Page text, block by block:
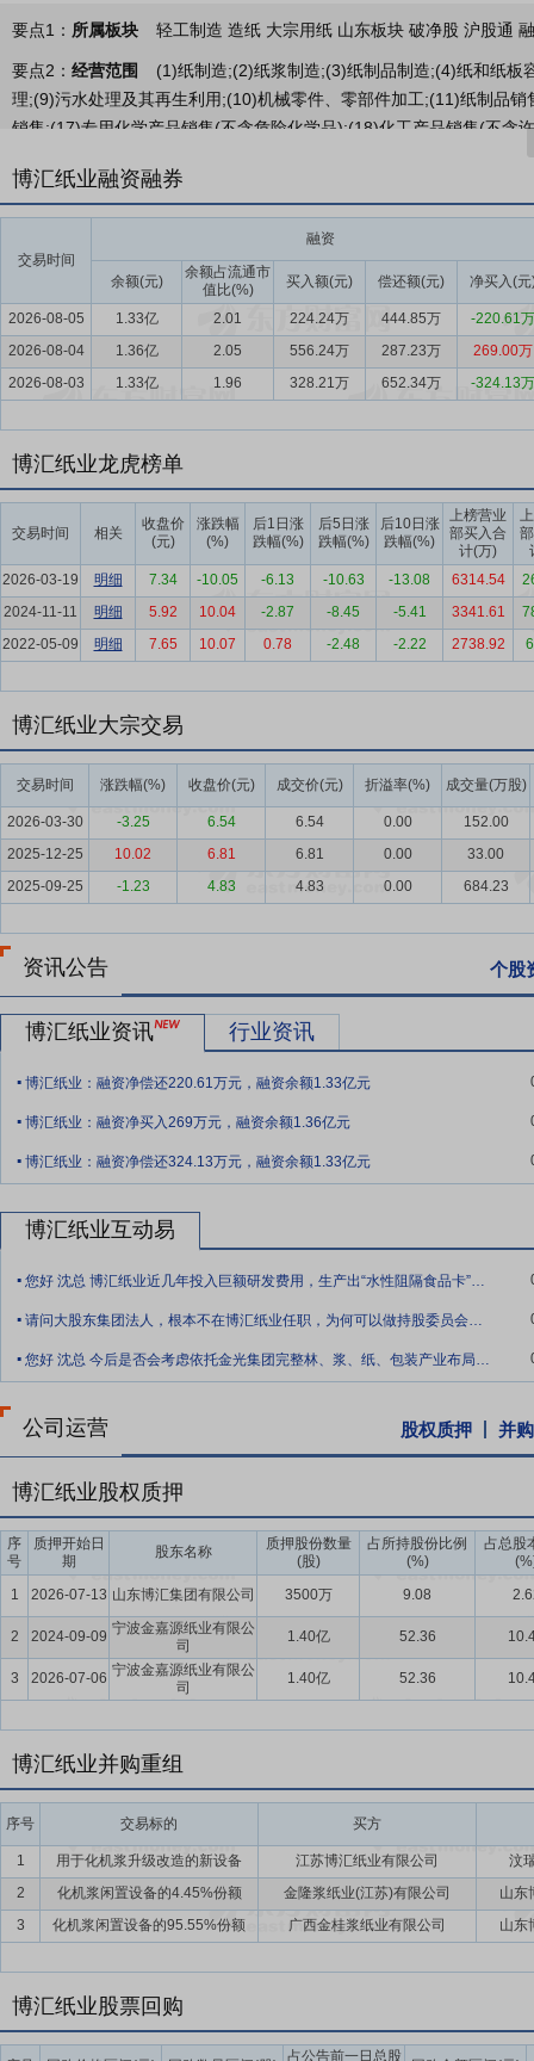
要点1： 所属板块 轻工制造 造纸 大宗用纸 山东板块 破净股 沪股通
要点2： 经营范围
(1)纸制造;(2)纸浆制造;(3)纸制品制造;(4)纸和纸
理;(9)污水处理及其再生利用;(10)机械零件、零部件加工;(11)纸制品
销售;(17)专用化学产品销售(不含危险化学品);(18)化工产品销售(不
装等，产品表面光滑、光泽度高，能满足高端印刷需求；③烟卡：专
食品卡：主要用于纸杯、纸碗、食品外贴、食品包装盒、牛奶饮料等
要点4：文化纸类产品
文化纸类产品：主要包括双胶纸、白牛皮纸
等领域。报告期内，公司持续优化该板块产品结构，重点提升高附加
要点5：箱板纸类产品
箱板纸类产品：聚焦中高档市场，主要包括
材，具有高强度、耐水、耐候性强等特点，是建材行业重要的配套材
要点6：造纸行业
造纸行业具备典型的供需周期与成本周期双重波
处于“新产能释放尾声+产业结构调整”的转型发展阶段：前期集中投
度。同时受木浆、废纸等核心原料价格波动影响，行业阶段性承压，
升，纸价在报告期末呈现触底反弹的积极态势。当前造纸行业正处于
不符合行业长期发展趋势及头部企业提质增效导向，叠加绿色低碳政
势与发展机遇将进一步凸显。
下游需求逐步回暖复苏，客户备货意愿显著提升，市场呈现阶段性货
同能力及优质客户资源的头部企业带来巩固市场地位、优化盈利结构
力度不足，行业发展面临阶段性挑战。下半年主流文化纸产能逐步恢
稳中蓄势态势。具备规模优势、成本管控能力及完善渠道布局的龙头
抑制。下半年下游需求逐步复苏回暖，包装企业补库意愿提升，叠加
著改善。
要点10：市场营销策略优势
本公司所在的东部地区经济发达、人口
积累和开拓，公司培养了一支熟悉市场、经验丰富的销售队伍，以各
公司、大型烟厂、出版社等信用好、风险小、需求稳定的优质客户。
要点11： 管理架构优势
公司以“文化&MBOS”、“数字化转型”、“组
造奋斗者铁军，弘扬锐意进取、拼搏向上的精神；通过精益管理、持
当行业标杆；开展组织变革，在“组织和人才”的激励中，建立外部人
会；以研发、技术创新为先导，积极推进全方位（管理、服务、产品
品保处，负责建立健全公司的品质管理体系和工艺质量控制体系，制
要点13：技术研发实力优势
本公司具有行业内领先的技术及研发能
责技术研发与成果转化，生产部门负责低碳生产工艺落地，采购部门
制定并执行公司科技发展规划，以及新产品、新工艺的开发、引进、
研发处、工艺研发处、测试分析处、综合处、节能环保处和标准化处
产品的技术指标优化，争创新产品、新品类，保持了业内领先的生产
明专利63件，实用新型专利127件，受让发明专利11件；处于申请中
要点14：地理位置与原材料供应优势
本公司总部地处造纸行业聚集
持良好的竞争优势。在原料供应方面，本公司采用国内外供应商直接
基地在江苏省盐城市大丰区大丰港，就近依托黄海港口海运优势，使
的“比学赶帮超”精神，万马奔腾，促进优胜劣汰；发扬“自强不息、海
上、创业精神、创新管理、结果导向、持续改进为行动准则，践行
文明、实践绿色循环、提高人类生活质量的企业使命。
要点16： 参股国开厚德(北京)投资基金 公司初始投资5000万元,持有
要点17：拟投建年产45万吨高档信息用纸项目
2019年6月3日公告,
项目,项目产品为静电复印纸,以商品木浆为主要原料,引进国外先进关
要点18：定增募资不超19.8亿拓展主业
2017年12月11日公告,公司
行费用后将投入年产150万吨高档包装纸板项目。本次非公开发行股
要点19：拟定增募资不超14.4亿元拓展主业 2018年6月21日公告,公
博汇纸业融资融券
交易时间
融资
余额(元)
余额占流通市
值比(%)
买入额(元) 偿还额(元) 净买入(元
2026-08-05 1.33亿 2.01 224.24万 444.85万
-220.61万
2026-08-04
1.36亿 2.05 556.24万 287.23万
269.00万
2026-08-03
1.33亿 1.96 328.21万 652.34万 -324.13万
博汇纸业龙虎榜单
交易时间 相关
收盘价
(元)
涨跌幅
(%)
后1日涨
跌幅(%)
后5日涨
跌幅(%)
后10日涨
跌幅(%)
上榜营业
部买入合
计(万)
2026-03-19
明细 7.34 -10.05 -6.13 -10.63 -13.08 6314.54
2024-11-11
明细 5.92 10.04 -2.87 -8.45 -5.41 3341.61
2022-05-09
明细 7.65 10.07 0.78 -2.48 -2.22 2738.92
博汇纸业大宗交易
交易时间 涨跌幅(%) 收盘价(元) 成交价(元) 折溢率(%) 成交量(万股)
2026-03-30 -3.25 6.54 6.54 0.00
152.00
2025-12-25
10.02 6.81 6.81 0.00
33.00
2025-09-25
-1.23 4.83 4.83 0.00 684.23
资讯公告 个股
博汇纸业资讯 行业资讯
. 博汇纸业：融资净偿还220.61万元，融资余额1.33亿元
. 博汇纸业：融资净买入269万元，融资余额1.36亿元
. 博汇纸业：融资净偿还324.13万元，融资余额1.33亿元
博汇纸业互动易
. 您好 沈总 博汇纸业近几年投入巨额研发费用，生产出“水性阻隔食品卡”等新产品。请
. 请问大股东集团法人，根本不在博汇纸业任职，为何可以做持股委员会领导，是否违规，此
. 您好 沈总 今后是否会考虑依托金光集团完整林、浆、纸、包装产业布局把苏州金治胜包
公司运营 股权质押 并
博汇纸业股权质押
序
号
质押开始日
期
股东名称
质押股份数量
(股)
占所持股份比例
(%)
占总股
1
2026-07-13 山东博汇集团有限公司 3500万 9.08
2 2024-09-09 宁波金嘉源纸业有限公
司
1.40亿 52.36
3 2026-07-06 宁波金嘉源纸业有限公
司
1.40亿 52.36
博汇纸业并购重组
序号 交易标的 买方
1 用于化机浆升级改造的新设备 江苏博汇纸业有限公司
汶
2
化机浆闲置设备的4.45%份额 金隆浆纸业(江苏)有限公司
山东
3
化机浆闲置设备的95.55%份额 广西金桂浆纸业有限公司 山东
博汇纸业股票回购
占公告前一日总股